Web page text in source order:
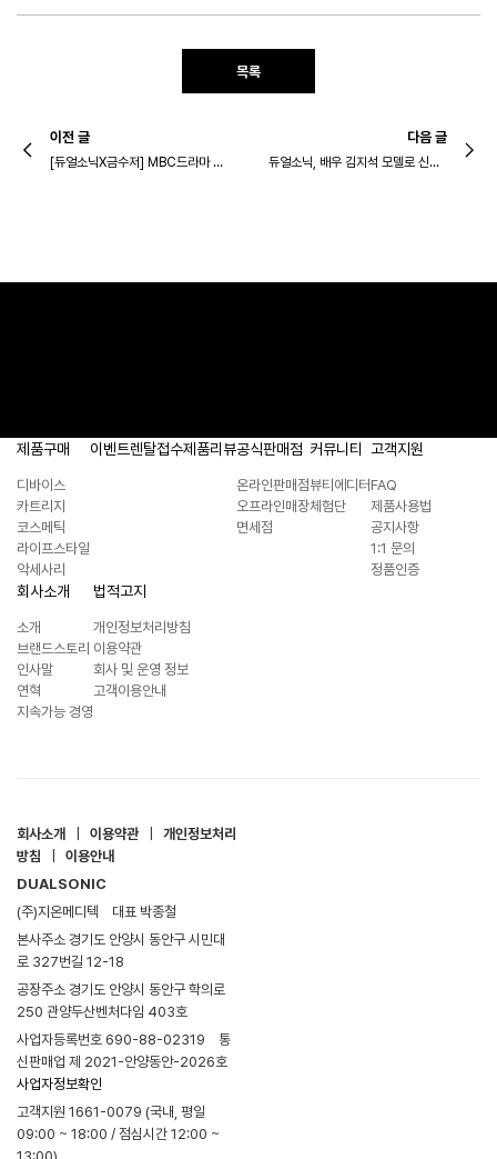
이전 글
[듀얼소닉X금수저] MBC드라마 금수저 첫방영 9/23일! 금수저와 듀얼소닉이 함께합니다
목록
다음 글
듀얼소닉, 배우 김지석 모델로 신규 TV 광고 온에어
제품구매
디바이스
카트리지
코스메틱
라이프스타일
악세사리
이벤트렌탈접수제품리뷰공식판매점
온라인판매점
오프라인매장
면세점
커뮤니티
뷰티에디터
체험단
고객지원
FAQ
제품사용법
공지사항
1:1 문의
정품인증
회사소개
소개
브랜드스토리
인사말
연혁
지속가능 경영
법적고지
개인정보처리방침
이용약관
회사 및 운영 정보
고객이용안내
회사소개 이용약관
개인정보처리
방침
이용안내
DUALSONIC
(주)지온메디텍
대표 박종철
본사주소 경기도 안양시 동안구 시민대
로 327번길 12-18
공장주소 경기도 안양시 동안구 학의로
250 관양두산벤처다임 403호
사업자등록번호 690-88-02319
통
신판매업 제 2021-안양동안-2026호
사업자정보확인
고객지원 1661-0079 (국내, 평일
09:00 ~ 18:00 / 점심시간 12:00 ~